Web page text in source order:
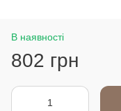
В наявності
802 грн